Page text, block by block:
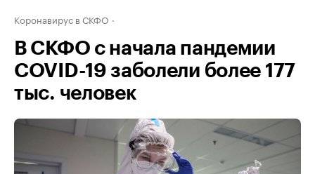
Коронавирус в СКФО
В СКФО с начала пандемии
COVID-19 заболели более 177
тыс. человек